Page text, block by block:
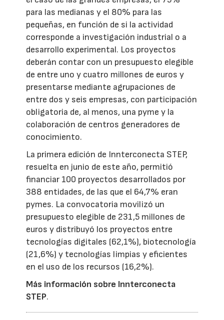
para las medianas y el 80% para las
pequeñas, en función de si la actividad
corresponde a investigación industrial o a
desarrollo experimental. Los proyectos
deberán contar con un presupuesto elegible
de entre uno y cuatro millones de euros y
presentarse mediante agrupaciones de
entre dos y seis empresas, con participación
obligatoria de, al menos, una pyme y la
colaboración de centros generadores de
conocimiento.
La primera edición de Innterconecta STEP,
resuelta en junio de este año, permitió
financiar 100 proyectos desarrollados por
388 entidades, de las que el 64,7% eran
pymes. La convocatoria movilizó un
presupuesto elegible de 231,5 millones de
euros y distribuyó los proyectos entre
tecnologías digitales (62,1%), biotecnología
(21,6%) y tecnologías limpias y eficientes
en el uso de los recursos (16,2%).
Más información sobre Innterconecta
STEP.